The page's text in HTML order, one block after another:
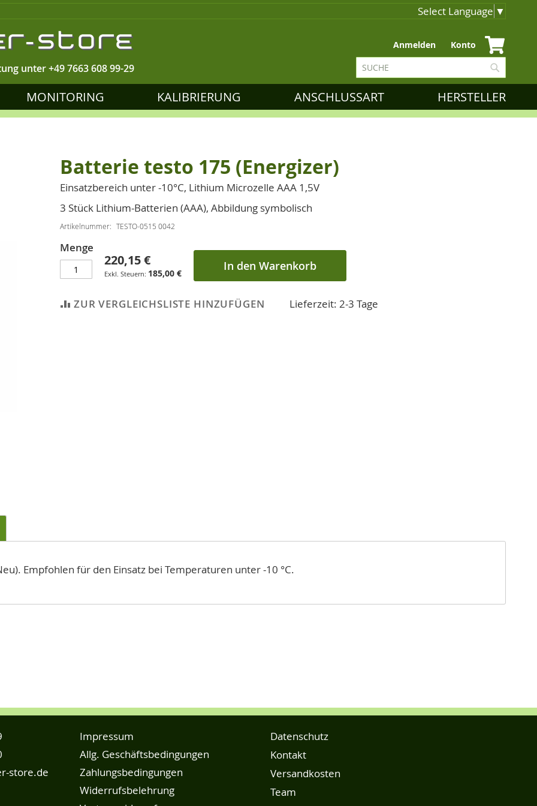
Select Language ▼
unter+49 7663 608 99-29
Zum
Inhalt
springen
Anmelden Konto
Suche
MONITORING KALIBRIERUNG ANSCHLUSSART HERSTELLER
Batterie testo 175 (Energizer)
Einsatzbereich unter -10°C, Lithium Microzelle AAA 1,5V
3 Stück Lithium-Batterien (AAA), Abbildung symbolisch
Artikelnummer TESTO-0515 0042
Menge
220,15 €
185,00 € In den Warenkorb
ZUR VERGLEICHSLISTE HINZUFÜGEN Lieferzeit: 2-3 Tage
Empfohlen für den Einsatz bei Temperaturen unter -10 °C.
store.de
Impressum
Allg. Geschäftsbedingungen
Zahlungsbedingungen
Widerrufsbelehrung
Datenschutz
Kontakt
Versandkosten
Team